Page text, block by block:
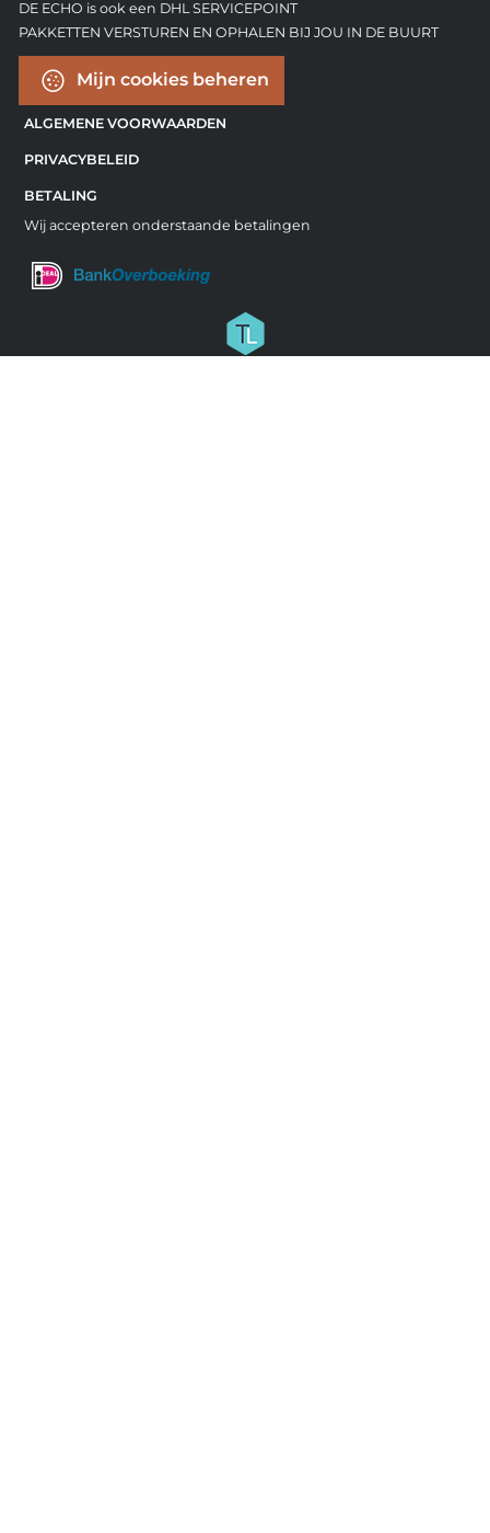
DE ECHO is ook een DHL SERVICEPOINT
PAKKETTEN VERSTUREN EN OPHALEN BIJ JOU IN DE BUURT
Mijn cookies beheren
ALGEMENE VOORWAARDEN
PRIVACYBELEID
BETALING
Wij accepteren onderstaande betalingen